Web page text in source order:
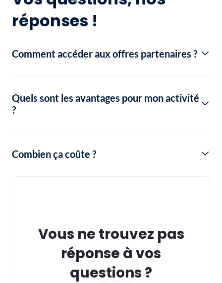
réponses !
Comment accéder aux offres partenaires ?
Quels sont les avantages pour mon activité
?
Combien ça coûte ?
Vous ne trouvez pas
réponse à vos
questions ?